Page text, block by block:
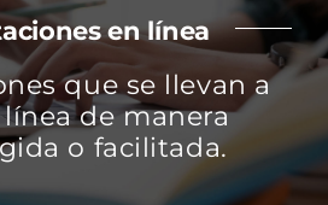
en línea
que se llevan a
de manera
o facilitada.